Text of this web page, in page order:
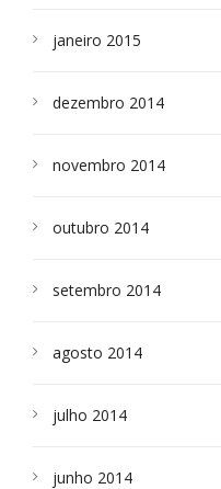
janeiro 2015
dezembro 2014
novembro 2014
outubro 2014
setembro 2014
agosto 2014
julho 2014
junho 2014